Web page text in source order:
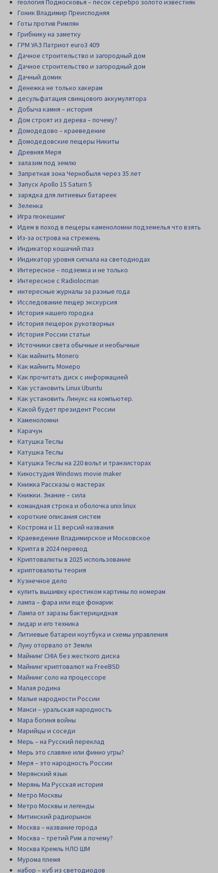
геология Подмосковья – песок серебро золото известняк
Гоник Владимир Преисподняя
Готы против Римлян
Грибнику на заметку
ГРМ УАЗ Патриот euro3 409
Дачное строительство и загородный дом
Дачное строительство и загородный дом
Дачный домик
Денежка не только хакерам
десульфатация свинцового аккумулятора
Добыча камня – история
Дом строят из дерева – почему?
Домодедово – краеведение
Домодедовские пещеры Никиты
Древняя Меря
залазим под землю
Запретная зона Чернобыля через 35 лет
Запуск Apollo 15 Saturn 5
зарядка для литиевых батареек
Зеленка
Игра геокешинг
Идем в поход в пещеры каменоломни подземелья что взять
Из-за острова на стрежень
Индикатор кошачий глаз
Индикатор уровня сигнала на светодиодах
Интересное – подземка и не только
Интересное с Radiolocman
интересные журналы за разные года
Исследование пещер экскурсия
История нашего городка
История пещерок рукотворных
История России статьи
Источники света обычные и необычные
Как майнить Monero
Как майнить Монеро
Как прочитать диск c информацией
Как установить Linux Ubuntu
Как установить Линукс на компьютер.
Какой будет президент России
Каменоломни
Карачун
Катушка Теслы
Катушка Теслы
Катушка Теслы на 220 вольт и транзисторах
Киностудия Windows movie maker
Книжка Рассказы о мастерах
Книжки. Знание – сила
командная строка и оболочка unix linux
короткие описания систем
Кострома и 11 версий названия
Краеведение Владимирское и Московское
Крипта в 2024 перевод
Криптовалюты в 2025 использование
криптовалюты теория
Кузнечное дело
купить вышивку крестиком картины по номерам
лампа – фара или еще фонарик
Лампа от заразы бактерицидная
лидар и его техника
Литиевые батареи ноутбука и схемы управления
Луну оторвало от Земли
Майнинг CHIA без жесткого диска
Майнинг криптовалют на FreeBSD
Майнинг соло на процессоре
Малая родина
Малые народности России
Манси – уральская народность
Мара богиня войны
Марийцы и соседи
Мерь – на Русский переклад
Мерь это славяне или финно угры?
Меря – это народность России
Мерянский язык
Мерянь Ма Русская история
Метро Москвы
Метро Москвы и легенды
Митинский радиорынок
Москва – название города
Москва – третий Рим а почему?
Москва Кремль НЛО ШМ
Мурома племя
набор – куб из светодиодов